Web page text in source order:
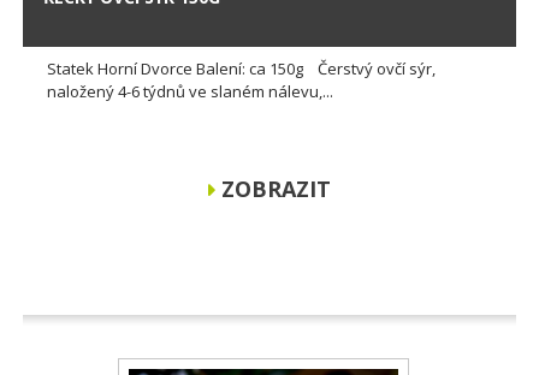
Statek Horní Dvorce Balení: ca 150g Čerstvý ovčí sýr,
naložený 4-6 týdnů ve slaném nálevu,...
ZOBRAZIT